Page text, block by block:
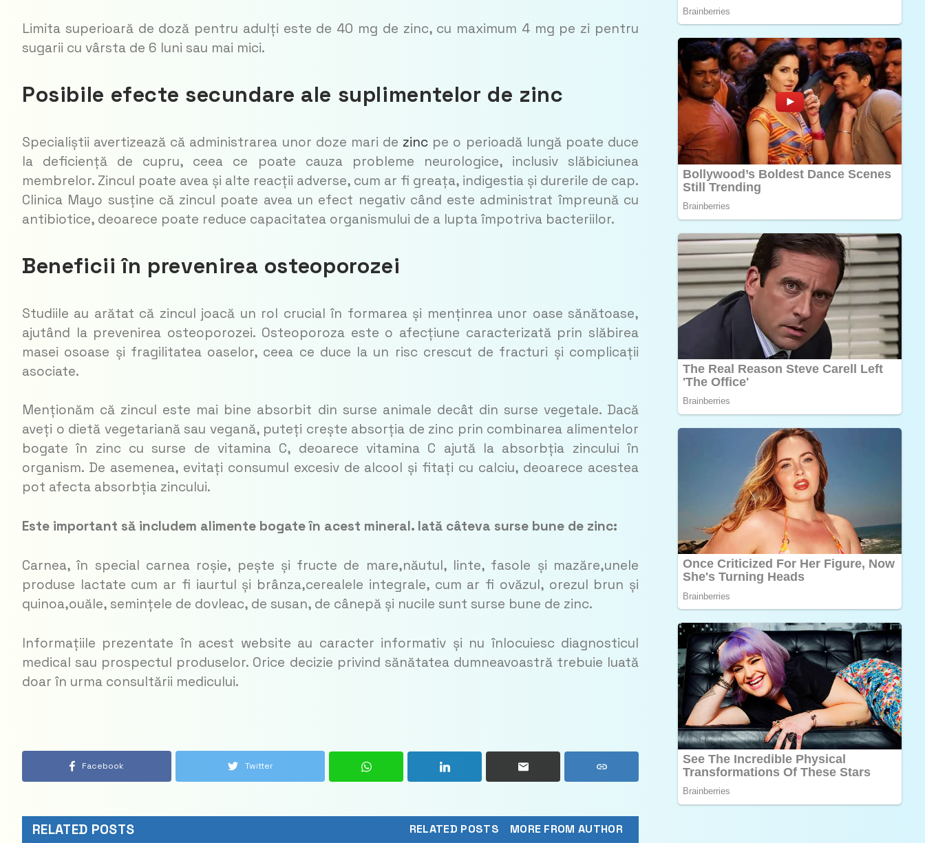
Limita superioară de doză pentru adulți este de 40 mg de zinc, cu maximum 4 mg pe zi pentru
sugarii cu vârsta de 6 luni sau mai mici.
Posibile efecte secundare ale suplimentelor de zinc
Specialiștii avertizează că administrarea unor doze mari de zinc pe o perioadă lungă poate duce
la deficiență de cupru, ceea ce poate cauza probleme neurologice, inclusiv slăbiciunea
membrelor. Zincul poate avea și alte reacții adverse, cum ar fi greața, indigestia și durerile de cap.
Clinica Mayo susține că zincul poate avea un efect negativ când este administrat împreună cu
antibiotice, deoarece poate reduce capacitatea organismului de a lupta împotriva bacteriilor.
Beneficii în prevenirea osteoporozei
Studiile au arătat că zincul joacă un rol crucial în formarea și menținrea unor oase sănătoase,
ajutând la prevenirea osteoporozei. Osteoporoza este o afecțiune caracterizată prin slăbirea
masei osoase și fragilitatea oaselor, ceea ce duce la un risc crescut de fracturi și complicații
asociate.
Menționăm că zincul este mai bine absorbit din surse animale decât din surse vegetale. Dacă
aveți o dietă vegetariană sau vegană, puteți crește absorția de zinc prin combinarea alimentelor
bogate în zinc cu surse de vitamina C, deoarece vitamina C ajută la absorbția zincului în
organism. De asemenea, evitați consumul excesiv de alcool și fitați cu calciu, deoarece acestea
pot afecta absorbția zincului.
Este important să includem alimente bogate în acest mineral. Iată câteva surse bune de zinc:
Carnea, în special carnea roșie, pește și fructe de mare,năutul, linte, fasole și mazăre,unele
produse lactate cum ar fi iaurtul și brânza,cerealele integrale, cum ar fi ovăzul, orezul brun și
quinoa,ouăle, semințele de dovleac, de susan, de cânepă și nucile sunt surse bune de zinc.
Informațiile prezentate în acest website au caracter informativ și nu înlocuiesc diagnosticul
medical sau prospectul produselor. Orice decizie privind sănătatea dumneavoastră trebuie luată
doar în urma consultării medicului.
Facebook Twitter
RELATED POSTS RELATED POSTS MORE FROM AUTHOR